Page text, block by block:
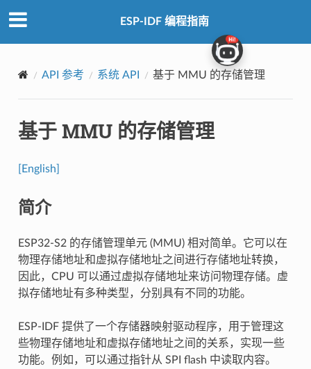
ESP-IDF 编程指南
API 参考 系统 API 基于 MMU 的存储管理
基于 MMU 的存储管理
[English]
简介
ESP32-S2 的存储管理单元 (MMU) 相对简单。它可以在
物理存储地址和虚拟存储地址之间进行存储地址转换，
因此，CPU 可以通过虚拟存储地址来访问物理存储。虚
拟存储地址有多种类型，分别具有不同的功能。
ESP-IDF 提供了一个存储器映射驱动程序，用于管理这
些物理存储地址和虚拟存储地址之间的关系，实现一些
功能。例如，可以通过指针从 SPI flash 中读取内容。